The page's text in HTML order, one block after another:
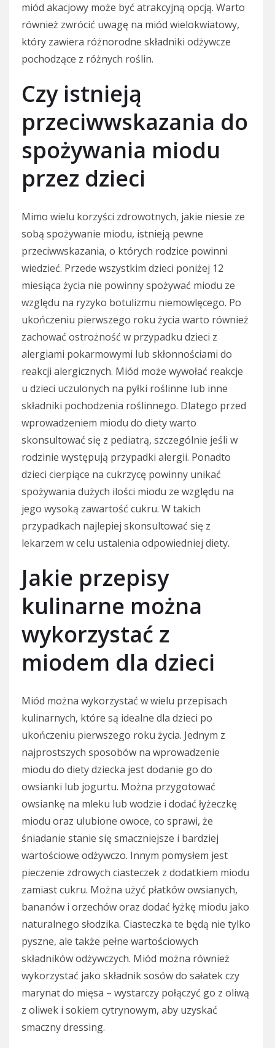
miód akacjowy może być atrakcyjną opcją. Warto
również zwrócić uwagę na miód wielokwiatowy,
który zawiera różnorodne składniki odżywcze
pochodzące z różnych roślin.
Czy istnieją
przeciwwskazania do
spożywania miodu
przez dzieci
Mimo wielu korzyści zdrowotnych, jakie niesie ze
sobą spożywanie miodu, istnieją pewne
przeciwwskazania, o których rodzice powinni
wiedzieć. Przede wszystkim dzieci poniżej 12
miesiąca życia nie powinny spożywać miodu ze
względu na ryzyko botulizmu niemowlęcego. Po
ukończeniu pierwszego roku życia warto również
zachować ostrożność w przypadku dzieci z
alergiami pokarmowymi lub skłonnościami do
reakcji alergicznych. Miód może wywołać reakcje
u dzieci uczulonych na pyłki roślinne lub inne
składniki pochodzenia roślinnego. Dlatego przed
wprowadzeniem miodu do diety warto
skonsultować się z pediatrą, szczególnie jeśli w
rodzinie występują przypadki alergii. Ponadto
dzieci cierpiące na cukrzycę powinny unikać
spożywania dużych ilości miodu ze względu na
jego wysoką zawartość cukru. W takich
przypadkach najlepiej skonsultować się z
lekarzem w celu ustalenia odpowiedniej diety.
Jakie przepisy
kulinarne można
wykorzystać z
miodem dla dzieci
Miód można wykorzystać w wielu przepisach
kulinarnych, które są idealne dla dzieci po
ukończeniu pierwszego roku życia. Jednym z
najprostszych sposobów na wprowadzenie
miodu do diety dziecka jest dodanie go do
owsianki lub jogurtu. Można przygotować
owsiankę na mleku lub wodzie i dodać łyżeczkę
miodu oraz ulubione owoce, co sprawi, że
śniadanie stanie się smaczniejsze i bardziej
wartościowe odżywczo. Innym pomysłem jest
pieczenie zdrowych ciasteczek z dodatkiem miodu
zamiast cukru. Można użyć płatków owsianych,
bananów i orzechów oraz dodać łyżkę miodu jako
naturalnego słodzika. Ciasteczka te będą nie tylko
pyszne, ale także pełne wartościowych
składników odżywczych. Miód można również
wykorzystać jako składnik sosów do sałatek czy
marynat do mięsa – wystarczy połączyć go z oliwą
z oliwek i sokiem cytrynowym, aby uzyskać
smaczny dressing.